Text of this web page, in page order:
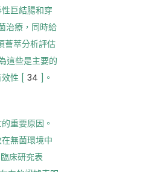
巨結腸和穿
治療，同時給
薈萃分析評估
這些是主要的
性 [ 34 ]。
重要原因。
無菌環境中
床研究表